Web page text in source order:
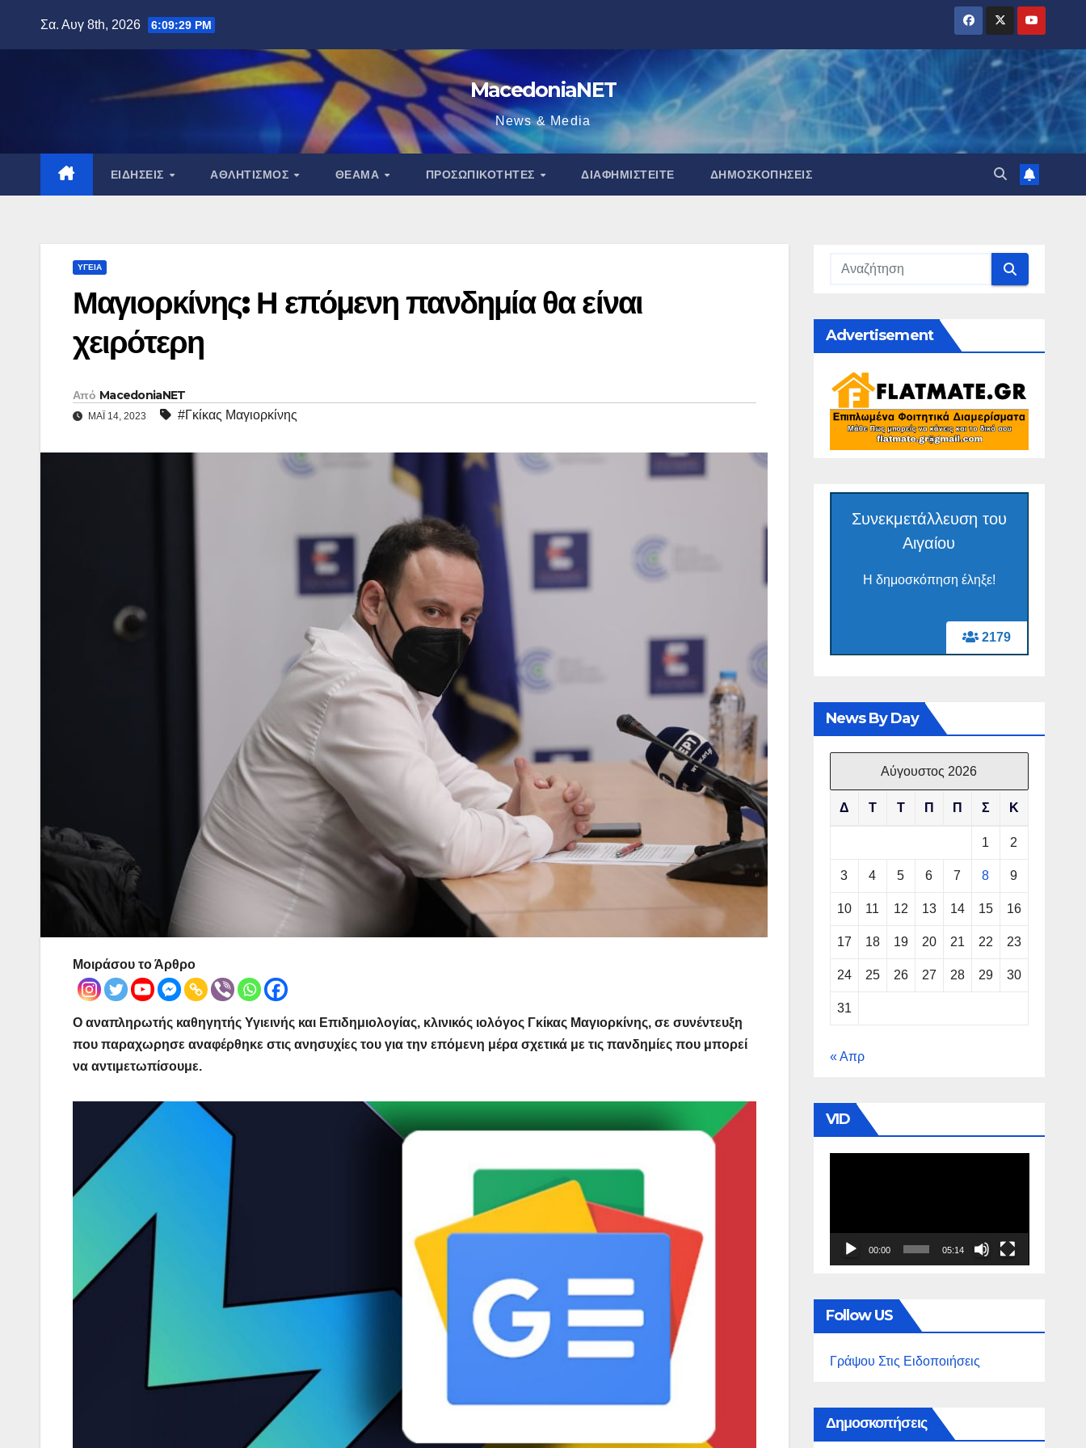
Σα. Αυγ 8th, 2026 6:09:31 PM
MacedoniaNET
News & Media
ΕΙΔΉΣΕΙΣ ΑΘΛΗΤΙΣΜΌΣ ΘΈΑΜΑ ΠΡΟΣΩΠΙΚΌΤΗΤΕΣ ΔΙΑΦΗΜΙΣΤΕΊΤΕ ΔΗΜΟΣΚΟΠΉΣΕΙΣ
ΥΓΕΊΑ
Μαγιορκίνης: Η επόμενη πανδημία θα είναι
χειρότερη
Από MacedoniaNET
ΜΆΙ 14, 2023 #Γκίκας Μαγιορκίνης
Μοιράσου το Άρθρο
O αναπληρωτής καθηγητής Υγιεινής και Επιδημιολογίας, κλινικός ιολόγος Γκίκας Μαγιορκίνης, σε συνέντευξη
που παραχωρησε αναφέρθηκε στις ανησυχίες του για την επόμενη μέρα σχετικά με τις πανδημίες που μπορεί
να αντιμετωπίσουμε.
Advertisement
2179
Συνεκμετάλλευση του
Αιγαίου
Η δημοσκόπηση έληξε!
News By Day
Αύγουστος 2026
Δ Τ Τ Π Π Σ Κ
1 2
3 4 5 6 7 8 9
10 11 12 13 14 15 16
17 18 19 20 21 22 23
24 25 26 27 28 29 30
31
« Απρ
VID
00:00 05:14
Follow US
Γράψου Στις Ειδοποιήσεις
Δημοσκοπήσεις